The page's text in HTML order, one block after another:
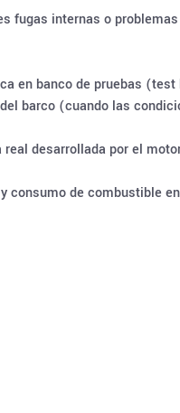
fugas internas o problemas
en banco de pruebas
barco (cuando las
desarrollada por el
consumo de combustible